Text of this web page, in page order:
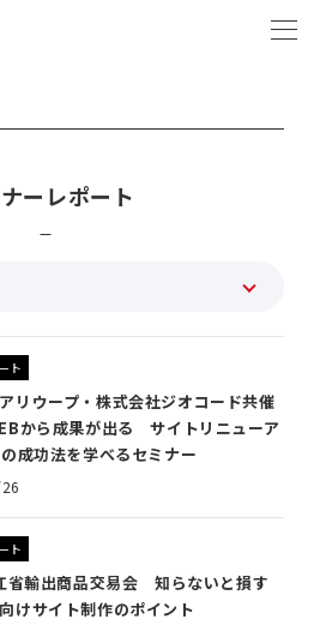
ーレポート
ト
リウープ・株式会社ジオコード共催
から成果が出る サイトリニューア
成功法を学べるセミナー
ト
省輸出商品交易会 知らないと損す
けサイト制作のポイント